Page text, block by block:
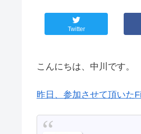
Twitter
こんにちは、中川です。
昨日、参加させて頂いた